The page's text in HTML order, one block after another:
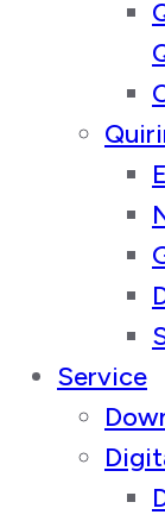
Service